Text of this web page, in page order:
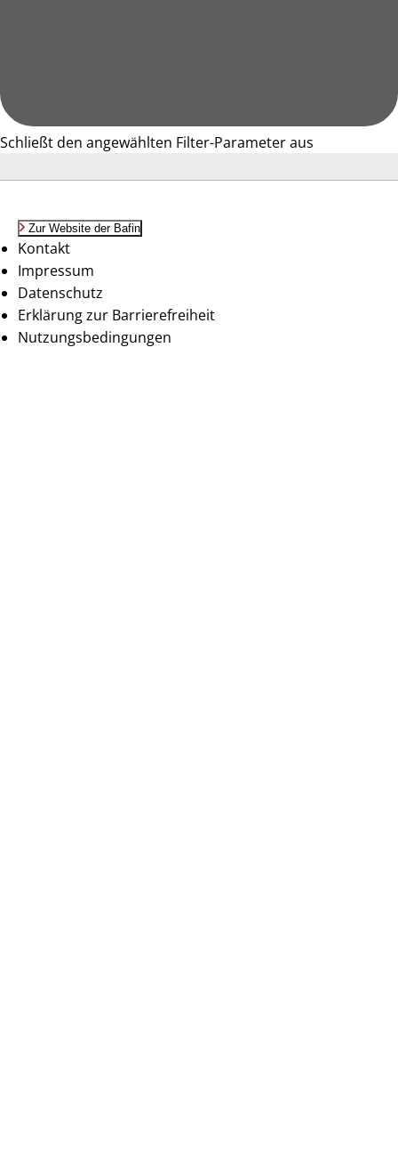
Schließt den angewählten Filter-Parameter aus
Zur Website der Bafin
Kontakt
Impressum
Datenschutz
Erklärung zur Barrierefreiheit
Nutzungsbedingungen